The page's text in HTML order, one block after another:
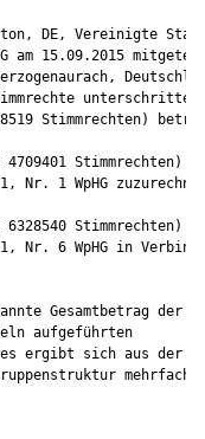
DE, Vereinigte
am 15.09.2015
Stimmrechten)
Stimmrechten)
Nr. 1 WpHG
Stimmrechten)
Nr. 6 WpHG in
Gesamtbetrag der
aufgeführten
ergibt sich aus der
mehrfach